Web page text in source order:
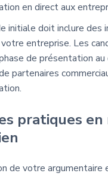
en direct aux
initiale doit inclure des
entreprise. Les
de présentation
partenaires
pratiques en
de votre argumentaire